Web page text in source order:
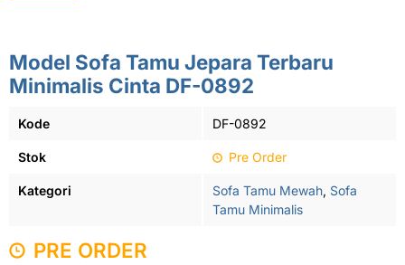
Model Sofa Tamu Jepara Terbaru
Minimalis Cinta DF-0892
Kode DF-0892
Stok Pre Order
Kategori Sofa Tamu Mewah, Sofa
Tamu Minimalis
PRE ORDER